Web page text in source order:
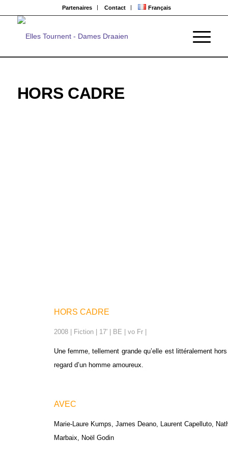
Partenaires Contact Français
HORS CADRE
HORS CADRE
2008 | Fiction | 17′ | BE | vo Fr |
Une femme, tellement grande qu’elle est littéralement
regard d’un homme amoureux.
AVEC
Marie-Laure Kumps, James Deano, Laurent Capelluto,
Marbaix, Noël Godin